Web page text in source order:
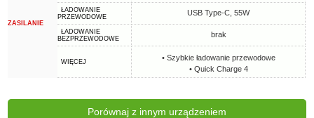
ZASILANIE
ŁADOWANIE
PRZEWODOWE
USB Type-C, 55W
ŁADOWANIE
BEZPRZEWODOWE
brak
WIĘCEJ
• Szybkie ładowanie przewodowe
• Quick Charge 4
Porównaj z innym urządzeniem